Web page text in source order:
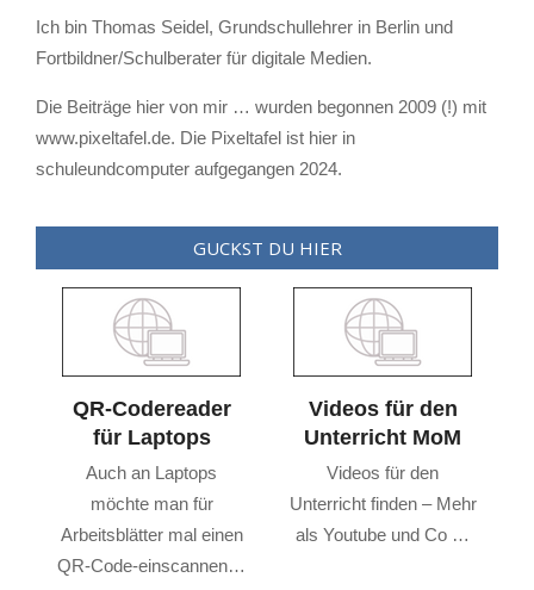
Ich bin Thomas Seidel, Grundschullehrer in Berlin und
Fortbildner/Schulberater für digitale Medien.
Die Beiträge hier von mir … wurden begonnen 2009 (!) mit
www.pixeltafel.de. Die Pixeltafel ist hier in
schuleundcomputer aufgegangen 2024.
GUCKST DU HIER
QR-Codereader
für Laptops
Auch an Laptops
möchte man für
Arbeitsblätter mal einen
QR-Code-einscannen…
Videos für den
Unterricht MoM
Videos für den
Unterricht finden – Mehr
als Youtube und Co …